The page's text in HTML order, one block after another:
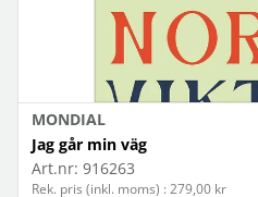
MONDIAL
Jag går min väg
Art.nr: 916263
Rek. pris (inkl. moms) : 279,00 kr